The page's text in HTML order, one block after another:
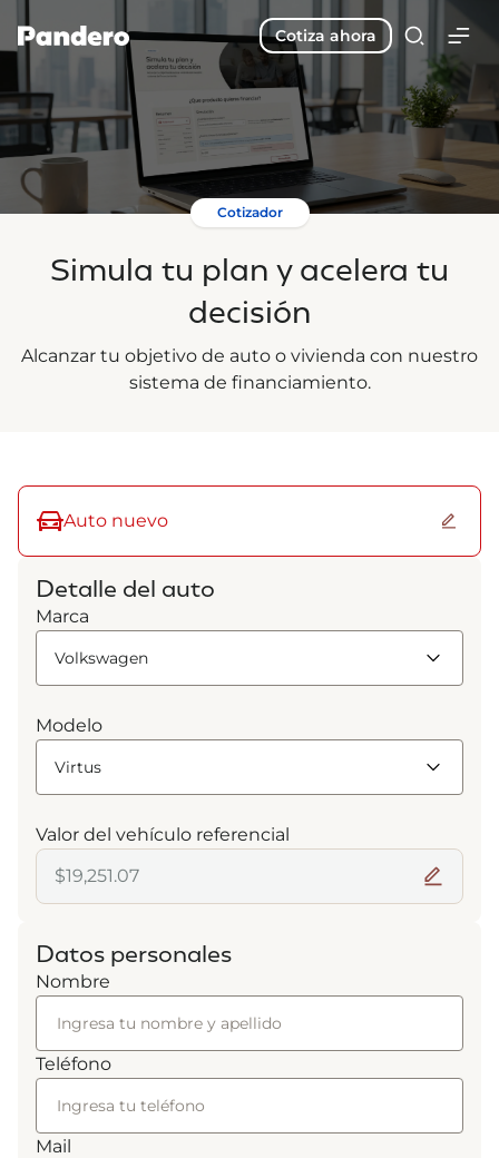
Cotiza ahora
Cotizador
Simula tu plan y acelera tu
decisión
Alcanzar tu objetivo de auto o vivienda con nuestro
sistema de financiamiento.
Auto nuevo
Detalle del auto
Marca
Modelo
Valor del vehículo referencial
Datos personales
Nombre
Teléfono
Mail